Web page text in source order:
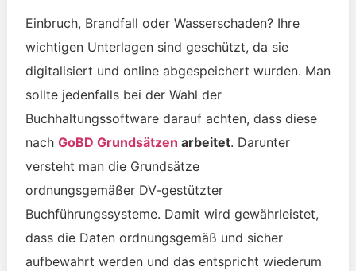
Einbruch, Brandfall oder Wasserschaden? Ihre
wichtigen Unterlagen sind geschützt, da sie
digitalisiert und online abgespeichert wurden. Man
sollte jedenfalls bei der Wahl der
Buchhaltungssoftware darauf achten, dass diese
nach GoBD Grundsätzen arbeitet. Darunter
versteht man die Grundsätze
ordnungsgemäßerDV-gestützter
Buchführungssysteme. Damit wird gewährleistet,
dass die Daten ordnungsgemäß und sicher
aufbewahrt werden und das entspricht wiederum